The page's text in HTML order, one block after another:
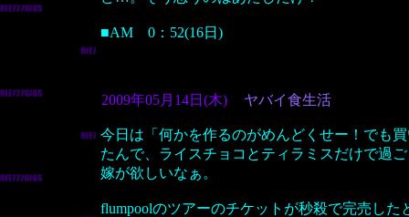
■AM 0：52(16日)
2009年05月14日(木) ヤバイ食生活
今日は「何かを作るのがめんどくせー！でも
たんで、ライスチョコとティラミスだけで過
嫁が欲しいなぁ。
flumpoolのツアーのチケットが秒殺で完売した